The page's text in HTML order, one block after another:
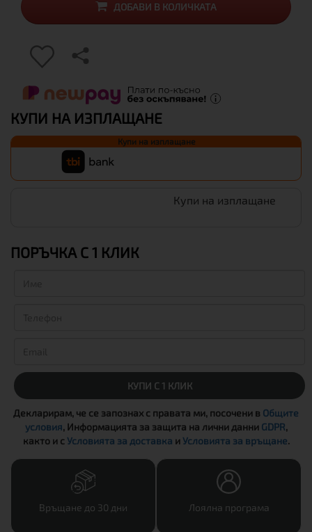
ДОБАВИ В КОЛИЧКАТА
КУПИ НА ИЗПЛАЩАНЕ
Купи на изплащане
Купи на изплащане
ПОРЪЧКА С 1 КЛИК
КУПИ С 1 КЛИК
Декларирам, че се запознах с правата ми, посочени в Общите
условия, Информацията за защита на лични данни GDPR,
както и сУсловията за доставка иУсловията за връщане.
Връщане до 30 дни Лоялна програма